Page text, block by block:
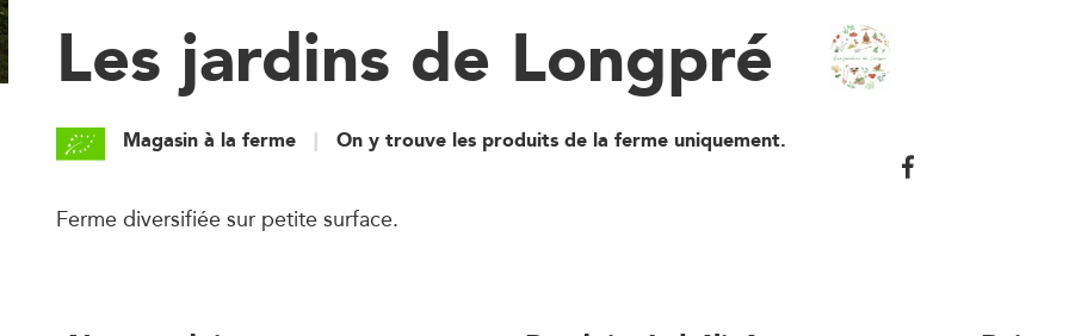
Les jardins de Longpré
Magasin à la ferme On y trouve les produits de la ferme uniquement.
Ferme diversifiée sur petite surface.